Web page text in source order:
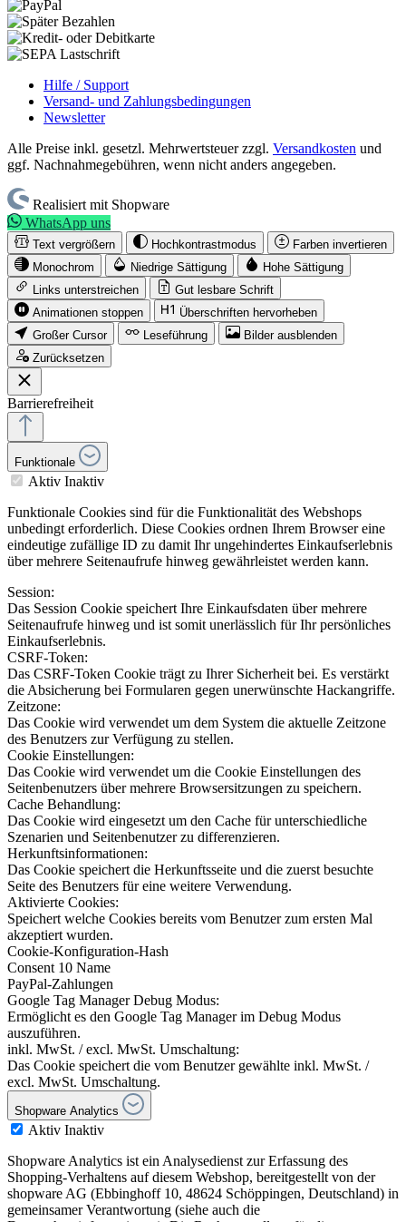
Hilfe / Support
Versand- und Zahlungsbedingungen
Newsletter
Alle Preise inkl. gesetzl. Mehrwertsteuer zzgl. Versandkosten und
ggf. Nachnahmegebühren, wenn nicht anders angegeben.
Realisiert mit Shopware
WhatsApp uns
Text vergrößern Hochkontrastmodus
Farben invertieren
Monochrom
Niedrige Sättigung
Hohe Sättigung
Links unterstreichen
Gut lesbare Schrift
Animationen stoppen
Überschriften hervorheben
Großer Cursor
Leseführung
Bilder ausblenden
Zurücksetzen
Barrierefreiheit
Funktionale
Aktiv Inaktiv
Funktionale Cookies sind für die Funktionalität des Webshops
unbedingt erforderlich. Diese Cookies ordnen Ihrem Browser eine
eindeutige zufällige ID zu damit Ihr ungehindertes Einkaufserlebnis
über mehrere Seitenaufrufe hinweg gewährleistet werden kann.
Session:
Das Session Cookie speichert Ihre Einkaufsdaten über mehrere
Seitenaufrufe hinweg und ist somit unerlässlich für Ihr persönliches
Einkaufserlebnis.
CSRF-Token:
Das CSRF-Token Cookie trägt zu Ihrer Sicherheit bei. Es verstärkt
die Absicherung bei Formularen gegen unerwünschte Hackangriffe.
Zeitzone:
Das Cookie wird verwendet um dem System die aktuelle Zeitzone
des Benutzers zur Verfügung zu stellen.
Cookie Einstellungen:
Das Cookie wird verwendet um die Cookie Einstellungen des
Seitenbenutzers über mehrere Browsersitzungen zu speichern.
Cache Behandlung:
Das Cookie wird eingesetzt um den Cache für unterschiedliche
Szenarien und Seitenbenutzer zu differenzieren.
Herkunftsinformationen:
Das Cookie speichert die Herkunftsseite und die zuerst besuchte
Seite des Benutzers für eine weitere Verwendung.
Aktivierte Cookies:
Speichert welche Cookies bereits vom Benutzer zum ersten Mal
akzeptiert wurden.
Cookie-Konfiguration-Hash
Consent 10 Name
PayPal-Zahlungen
Google Tag Manager Debug Modus:
Ermöglicht es den Google Tag Manager im Debug Modus
auszuführen.
inkl. MwSt. / excl. MwSt. Umschaltung:
Das Cookie speichert die vom Benutzer gewählte inkl. MwSt. /
excl. MwSt. Umschaltung.
Shopware Analytics
Aktiv Inaktiv
Shopware Analytics ist ein Analysedienst zur Erfassung des
Shopping-Verhaltens auf diesem Webshop, bereitgestellt von der
shopware AG (Ebbinghoff 10, 48624 Schöppingen, Deutschland) in
gemeinsamer Verantwortung (siehe auch die